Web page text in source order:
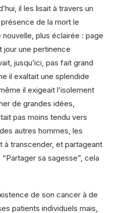
il les lisait à travers un
de la mort le
plus éclairée : page
jour une pertinence
jusqu’ici, pas fait grand
il exaltait une splendide
il exigeait l’isolement
de grandes idées,
pas moins tendu vers
autres hommes, les
à transcender, et partageant
sa sagesse”, cela
de son cancer à de
patients individuels mais,